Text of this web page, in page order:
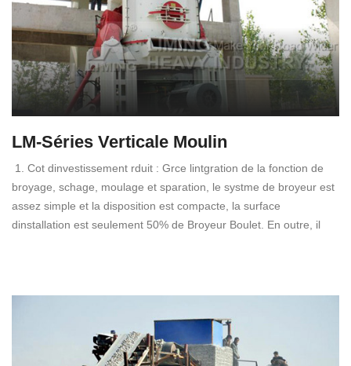
LM-Séries Verticale Moulin
1. Cot dinvestissement rduit : Grce lintgration de la fonction de
broyage, schage, moulage et sparation, le systme de broyeur est
assez simple et la disposition est compacte, la surface
dinstallation est seulement 50% de Broyeur Boulet. En outre, il